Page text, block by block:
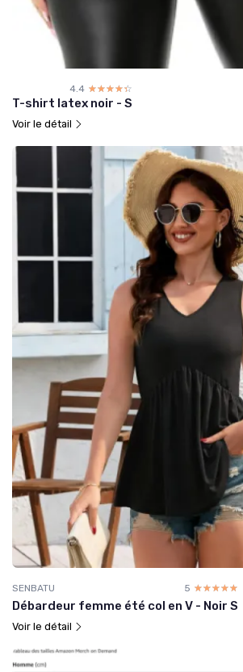
4.4 ☆☆☆☆☆
★★★★★
T-shirt latex noir - S
Voir le détail
SENBATU 5 ☆☆☆☆☆
★★★★★
Débardeur femme été col en V - Noir S
Voir le détail